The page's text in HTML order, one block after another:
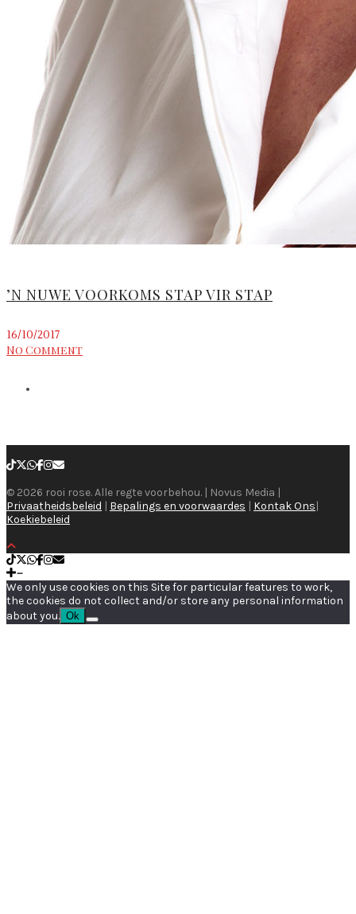
’N NUWE VOORKOMS STAP VIR STAP
16/10/2017
No Comment
© 2026 rooi rose. Alle regte voorbehou. | Novus Media |
Privaatheidsbeleid | Bepalings en voorwaardes | Kontak Ons|
Koekiebeleid
We only use cookies on this Site for particular features to work,
the cookies do not collect and/or store any personal information
about you. Ok